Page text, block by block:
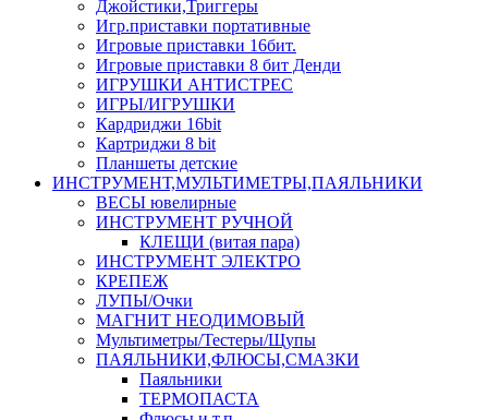
Джойстики,Триггеры
Игр.приставки портативные
Игровые приставки 16бит.
Игровые приставки 8 бит Денди
ИГРУШКИ АНТИСТРЕС
ИГРЫ/ИГРУШКИ
Кардриджи 16bit
Картриджи 8 bit
Планшеты детские
ИНСТРУМЕНТ,МУЛЬТИМЕТРЫ,ПАЯЛЬНИКИ
ВЕСЫ ювелирные
ИНСТРУМЕНТ РУЧНОЙ
КЛЕЩИ (витая пара)
ИНСТРУМЕНТ ЭЛЕКТРО
КРЕПЕЖ
ЛУПЫ/Очки
МАГНИТ НЕОДИМОВЫЙ
Мультиметры/Тестеры/Щупы
ПАЯЛЬНИКИ,ФЛЮСЫ,СМАЗКИ
Паяльники
ТЕРМОПАСТА